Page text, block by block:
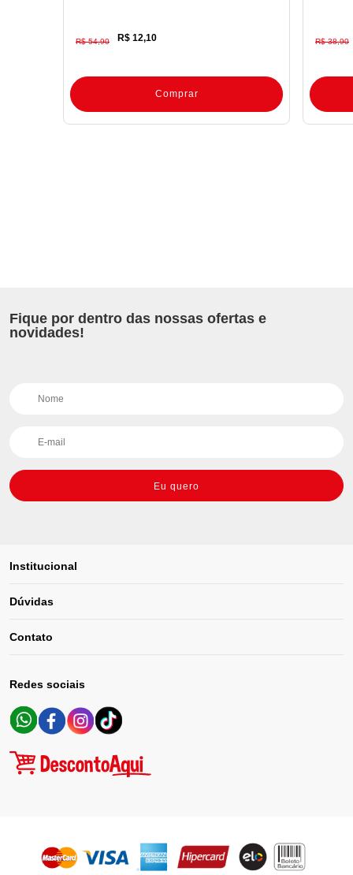
R$ 54,90 R$ 12,10
Comprar
R$ 38,90
Fique por dentro das nossas ofertas e
novidades!
Eu quero
Institucional
Dúvidas
Contato
Redes sociais